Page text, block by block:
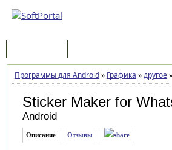
Программы для Android» Графика »другое»
Sticker Maker for
Android
Описание Отзывы